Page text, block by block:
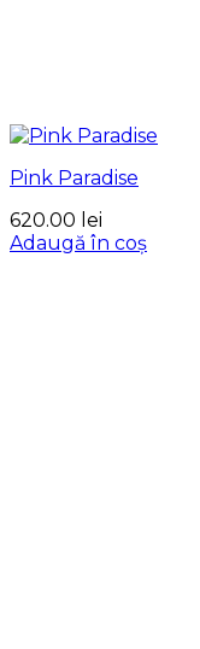
Pink Paradise
620.00 lei
Adaugă în coș